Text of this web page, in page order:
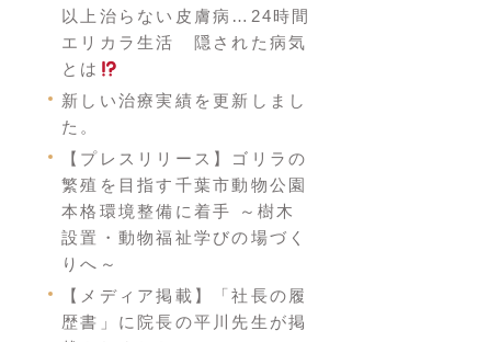
以上治らない皮膚病…24時間
エリカラ生活 隠された病気
とは
新しい治療実績を更新しまし
た。
【プレスリリース】ゴリラの
繁殖を目指す千葉市動物公園
本格環境整備に着手 ～樹木
設置・動物福祉学びの場づく
りへ～
【メディア掲載】「社長の履
歴書」に院長の平川先生が掲